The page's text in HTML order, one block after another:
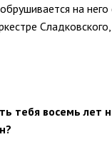
на
тебя восемь лет